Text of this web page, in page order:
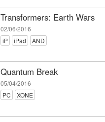
Transformers: Earth Wars
02/06/2016
iP
iPad AND
Quantum Break
05/04/2016
PC
XONE